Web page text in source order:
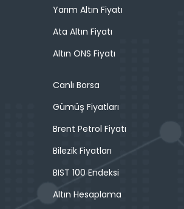
Yarım Altın Fiyatı
Ata Altın Fiyatı
Altın ONS Fiyatı
Canlı Borsa
Gümüş Fiyatları
Brent Petrol Fiyatı
Bilezik Fiyatları
BIST 100 Endeksi
Altın Hesaplama